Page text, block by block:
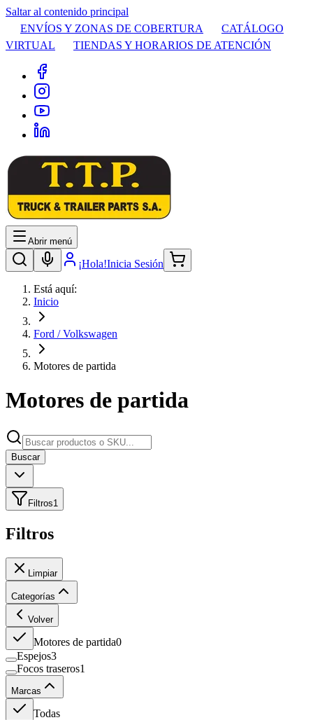
Saltar al contenido principal
ENVÍOS Y ZONAS DE COBERTURA
CATÁLOGO
VIRTUAL
TIENDAS Y HORARIOS DE ATENCIÓN
Abrir menú
¡Hola!Inicia Sesión
Está aquí:
Inicio
Ford / Volkswagen
Motores de partida
Motores de partida
Buscar
Filtros1
Filtros
Limpiar
Categorías
Volver
Motores de partida0
Espejos3
Focos traseros1
Marcas
Todas